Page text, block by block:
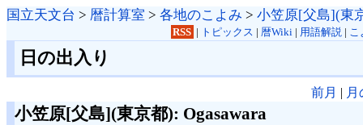
国立天文台 > 暦計算室 > 各地のこよみ > 小笠原[父島](東
RSS | トピックス | 暦Wiki| 用語解説| こ
日の出入り
前月 |
小笠原[父島](東京都): Ogasawara